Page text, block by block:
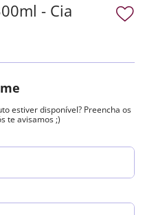
- Cia